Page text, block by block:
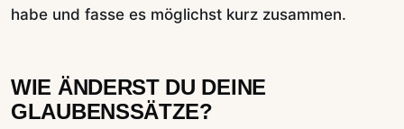
habe und fasse es möglichst kurz zusammen.
WIE ÄNDERST DU DEINE
GLAUBENSSÄTZE?